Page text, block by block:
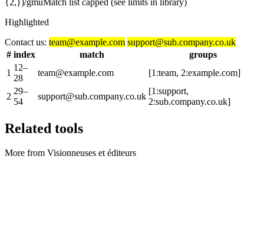
Highlighted
Contact us: team@example.com support@sub.company.co.uk
# index match
groups
1
12–
28
team@example.com [1:team, 2:example.com]
2
29–
54
support@sub.company.co.uk
[1:support,
2:sub.company.co.uk]
Related tools
More from Visionneuses et éditeurs